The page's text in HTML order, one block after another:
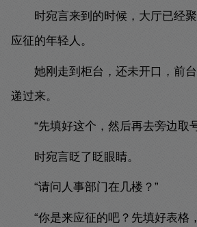
时宛言来到的时候，大厅已经
应征的年轻人。
她刚走到柜台，还未开口，前
递过来。
“先填好这个，然后再去旁边取
时宛言眨了眨眼睛。
“请问人事部门在几楼？”
“你是来应征的吧？先填好表格